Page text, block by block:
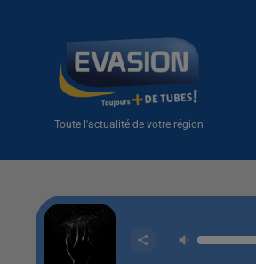
Toute l'actualité de votre région